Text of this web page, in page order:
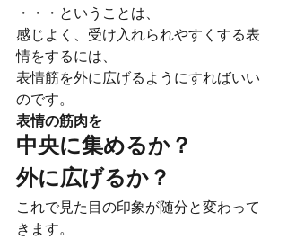
・・・ということは、
感じよく、受け入れられやすくする表
情をするには、
表情筋を外に広げるようにすればいい
のです。
表情の筋肉を
中央に集めるか？
外に広げるか？
これで見た目の印象が随分と変わって
きます。